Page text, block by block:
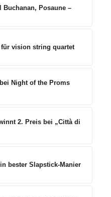
Buchanan, Posaune –
vision string quartet
Night of the Proms
2. Preis bei „Città di
bester Slapstick-Manier